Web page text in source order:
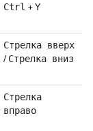
Ctrl +Y
Стрелка вверх
/ Стрелка вниз
Стрелка
вправо